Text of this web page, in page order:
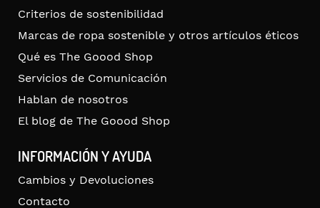
Criterios de sostenibilidad
Marcas de ropa sostenible y otros artículos éticos
Qué es The Goood Shop
Servicios de Comunicación
Hablan de nosotros
El blog de The Goood Shop
INFORMACIÓN Y AYUDA
Cambios y Devoluciones
Contacto